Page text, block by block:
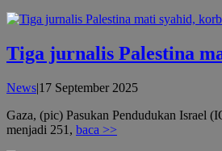
Tiga jurnalis Palestina
News|17 September 2025oleh
Gaza, (pic) Pasukan Pendudukan Israel
menjadi 251, baca >>